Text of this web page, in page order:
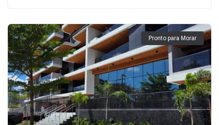
Pronto para Morar